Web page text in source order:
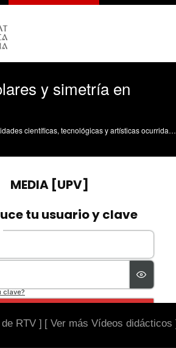
y simetría en
Divulgación de las actividades científicas, tecnológicas y artísticas ocurridas en los tres campus de la UPV
RTV ] [ Ver más Vídeos didácticos